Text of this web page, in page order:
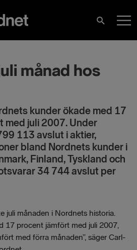
Sök
månad hos
kunder ökade med 17
med juli 2007. Under
113 avslut i aktier,
bland Nordnets kunder i
Finland, Tyskland och
34 744 avslut per
juli månaden i Nordnets historia.
17 procent jämfört med juli 2007,
med förra månaden”, säger Carl-